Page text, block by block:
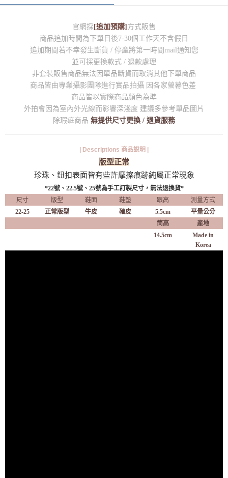
官網採[追加預購]方式販售
商品追加時間為下單日後7-30個工作天不含假日
追加期間若不幸發生斷貨 / 停產將第一時間mail通知您
並可採更換款式 / 退款處理
非套裝販售商品無法因單品斷貨而取消其他下單商品
商品皆由專業攝影團隊進行實品拍攝 因各家螢幕色差
商品皆以實際商品顏色為準
外拍會因為室內外光線而影響深淺度 建議多參考單品圖片
除瑕疵商品 無提供尺寸更換 / 退貨服務
| Descriptions 商品說明 |
版型正常
珍珠、鈕扣表面皆有些許摩擦痕跡純屬正常現象
*22號、 22.5號、25號為手工訂製尺寸，無法退換貨*
尺寸
版型 鞋面 鞋墊 跟高
測量方式
22-25
正常版型 牛皮 豬皮 5.5cm
平量公分
筒高
產地
14.5cm
Made in
Korea